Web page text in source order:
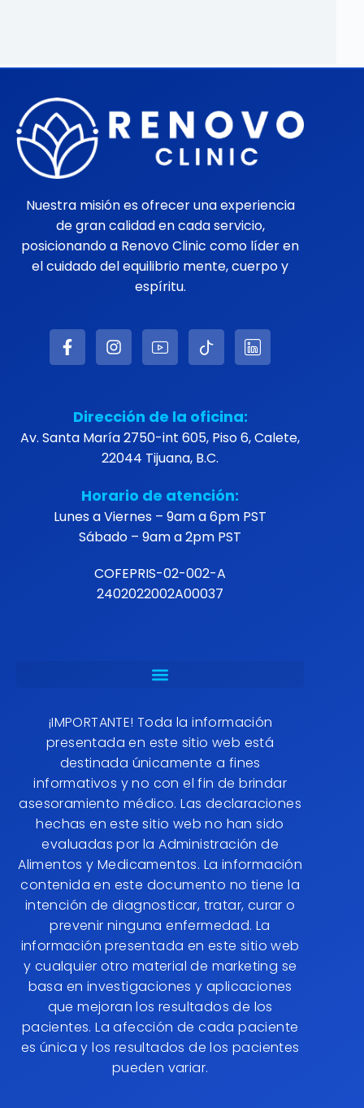
Nuestra misión es ofrecer una experiencia
de gran calidad en cada servicio,
posicionando a Renovo Clinic como líder en
el cuidado del equilibrio mente, cuerpo y
espíritu.
Dirección de la oficina:
Av. Santa María 2750-int 605, Piso 6, Calete,
22044 Tijuana, B.C.
Horario de atención:
Lunes a Viernes – 9am a 6pm PST
Sábado – 9am a 2pm PST
COFEPRIS-02-002-A
2402022002A00037
¡IMPORTANTE! Toda la información
presentada en este sitio web está
destinada únicamente a fines
informativos y no con el fin de brindar
asesoramiento médico. Las declaraciones
hechas en este sitio web no han sido
evaluadas por la Administración de
Alimentos y Medicamentos. La información
contenida en este documento no tiene la
intención de diagnosticar, tratar, curar o
prevenir ninguna enfermedad. La
información presentada en este sitio web
y cualquier otro material de marketing se
basa en investigaciones y aplicaciones
que mejoran los resultados de los
pacientes. La afección de cada paciente
es única y los resultados de los pacientes
pueden variar.